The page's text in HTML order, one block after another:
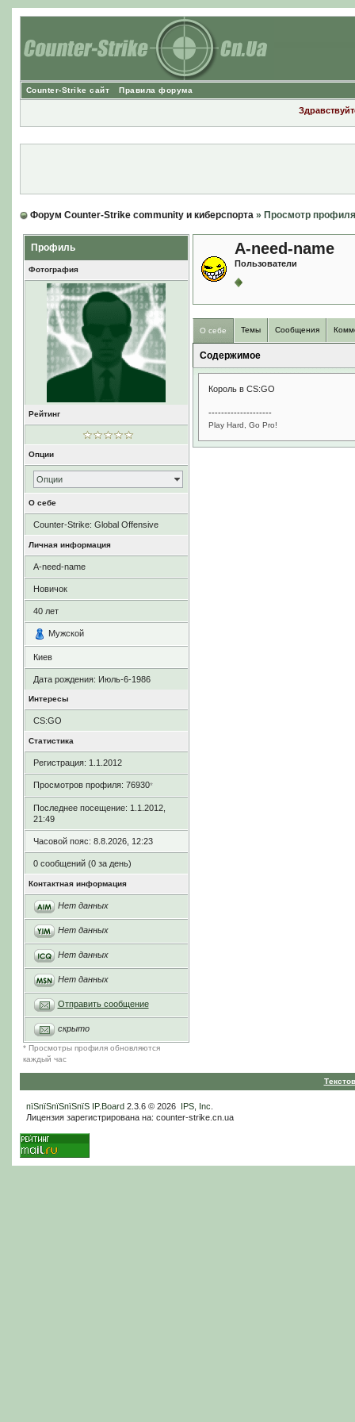
Counter-Strike сайт Правила форума
Форум Counter-Strike community и киберспорта» Просмотр профиля
Профиль
Фотография
Рейтинг
Опции
Опции
О себе
Counter-Strike: Global Offensive
Личная информация
A-need-name
Новичок
40 лет
Мужской
Киев
Дата рождения: Июль-6-1986
Интересы
CS:GO
Статистика
Регистрация: 1.1.2012
Просмотров профиля: 76930*
Последнее посещение: 1.1.2012,
21:49
Часовой пояс: 8.8.2026, 12:23
0 сообщений (0 за день)
Контактная информация
Нет данных
Нет данных
Нет данных
Нет данных
Отправить сообщение
скрыто
* Просмотры профиля обновляются
каждый час
A-need-name
Пользователи
О себе Темы Сообщения
Содержимое
Король в CS:GO
--------------------
Play Hard, Go Pro!
пїЅпїЅпїЅпїЅпїЅ IP.Board2.3.6 © 2026 IPS, Inc
Лицензия зарегистрирована на: counter-strike.cn.ua